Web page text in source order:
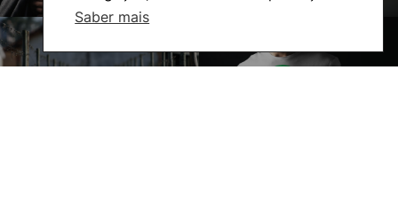
Saber mais